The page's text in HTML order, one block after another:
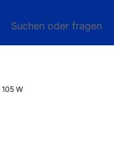
Suchen oder fragen
W